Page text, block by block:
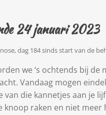
24 januari 2023
dag 184 sinds start van de
we ‘s ochtends bij
Vandaag mogen
van die kannetjes aan je
knoop raken en niet